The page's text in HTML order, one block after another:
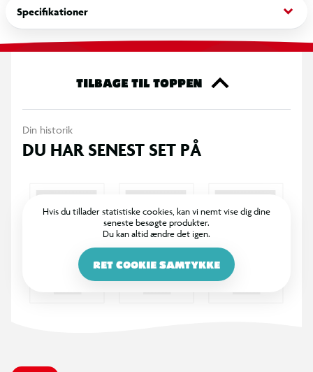
signaturplade samt en eksklusiv metalbil med udstillingskasse.
Mercedes-Benz 300 SL er toppen af billuksus og vil skinne i dit
showroom.
Specifikationer keyboard_arrow_down
TILBAGE TIL TOPPEN
Din historik
DU HAR SENEST SET PÅ
Hvis du tillader statistiske cookies, kan vi nemt vise dig dine
seneste besøgte produkter.
Du kan altid ændre det igen.
RET COOKIE SAMTYKKE